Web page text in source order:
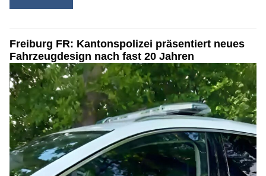
Freiburg FR: Kantonspolizei präsentiert neues
Fahrzeugdesign nach fast 20 Jahren